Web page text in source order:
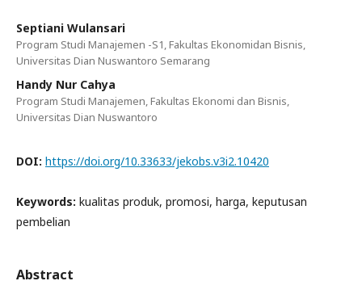
Septiani Wulansari
Program Studi Manajemen -S1, Fakultas Ekonomidan Bisnis,
Universitas Dian Nuswantoro Semarang
Handy Nur Cahya
Program Studi Manajemen, Fakultas Ekonomi dan Bisnis,
Universitas Dian Nuswantoro
DOI: https://doi.org/10.33633/jekobs.v3i2.10420
Keywords: kualitas produk, promosi, harga, keputusan
pembelian
Abstract